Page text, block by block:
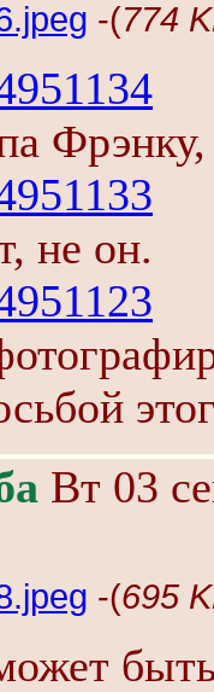
-(774
Фрэнку,
не он.
Вт 03
-(695